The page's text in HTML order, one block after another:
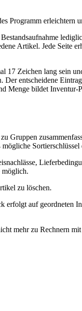
Programm erleichtern
Artikel. Jede Seite
17 Zeichen lang sein
entscheidene
Menge bildet Inventur-
Gruppen
Sortierschlüssel
möglich.
zu löschen.
auf geordneten
mehr zu Rechnern